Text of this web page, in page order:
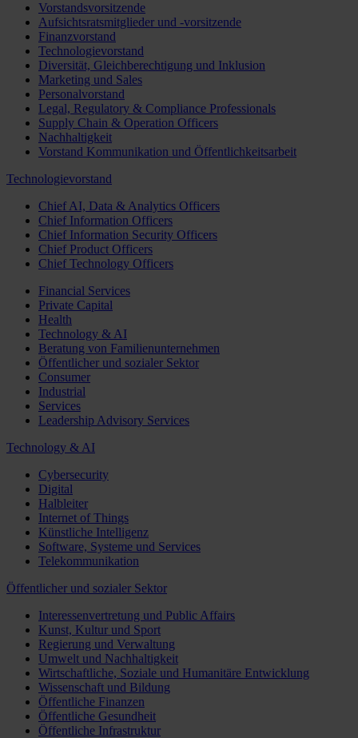
Vorstandsvorsitzende
Aufsichtsratsmitglieder und -vorsitzende
Finanzvorstand
Technologievorstand
Diversität, Gleichberechtigung und Inklusion
Marketing und Sales
Personalvorstand
Legal, Regulatory & Compliance Professionals
Supply Chain & Operation Officers
Nachhaltigkeit
Vorstand Kommunikation und Öffentlichkeitsarbeit
Technologievorstand
Chief AI, Data & Analytics Officers
Chief Information Officers
Chief Information Security Officers
Chief Product Officers
Chief Technology Officers
Financial Services
Private Capital
Health
Technology & AI
Beratung von Familienunternehmen
Öffentlicher und sozialer Sektor
Consumer
Industrial
Services
Leadership Advisory Services
Technology & AI
Cybersecurity
Digital
Halbleiter
Internet of Things
Künstliche Intelligenz
Software, Systeme und Services
Telekommunikation
Öffentlicher und sozialer Sektor
Interessenvertretung und Public Affairs
Kunst, Kultur und Sport
Regierung und Verwaltung
Umwelt und Nachhaltigkeit
Wirtschaftliche, Soziale und Humanitäre Entwicklung
Wissenschaft und Bildung
Öffentliche Finanzen
Öffentliche Gesundheit
Öffentliche Infrastruktur